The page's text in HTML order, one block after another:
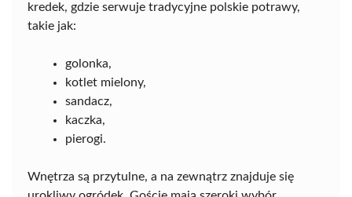
kredek, gdzie serwuje tradycyjne polskie potrawy,
takie jak:
golonka,
kotlet mielony,
sandacz,
kaczka,
pierogi.
Wnętrza są przytulne, a na zewnątrz znajduje się